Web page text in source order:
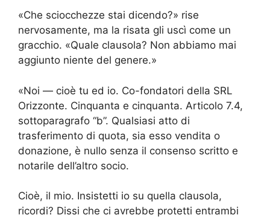
«Che sciocchezze stai dicendo?» rise
nervosamente, ma la risata gli uscì come un
gracchio. «Quale clausola? Non abbiamo mai
aggiunto niente del genere.»
«Noi — cioè tu ed io. Co-fondatori della SRL
Orizzonte. Cinquanta e cinquanta. Articolo 7.4,
sottoparagrafo “b”. Qualsiasi atto di
trasferimento di quota, sia esso vendita o
donazione, è nullo senza il consenso scritto e
notarile dell’altro socio.
Cioè, il mio. Insistetti io su quella clausola,
ricordi? Dissi che ci avrebbe protetti entrambi